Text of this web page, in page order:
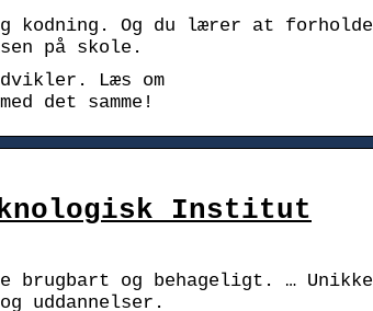
kodning. Og du lærer at forholde
på skole.
Læs om
det samme!
Institut
brugbart og behageligt. … Unikke
uddannelser.